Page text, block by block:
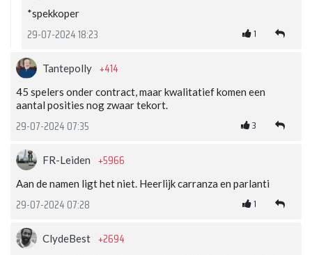
*spekkoper
29-07-2024 18:23 1
Tantepolly +414
45 spelers onder contract, maar kwalitatief komen een
aantal posities nog zwaar tekort.
29-07-2024 07:35 3
FR-Leiden +5966
Aan de namen ligt het niet. Heerlijk carranza en parlanti
29-07-2024 07:28 1
ClydeBest +2694